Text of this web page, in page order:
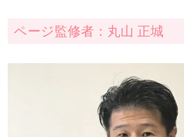
ページ監修者：丸山 正城